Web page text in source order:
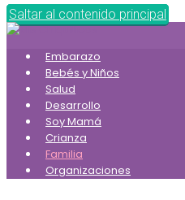
Saltar al contenido principal
Embarazo
Bebés y Niños
Salud
Desarrollo
Soy Mamá
Crianza
Familia
Organizaciones